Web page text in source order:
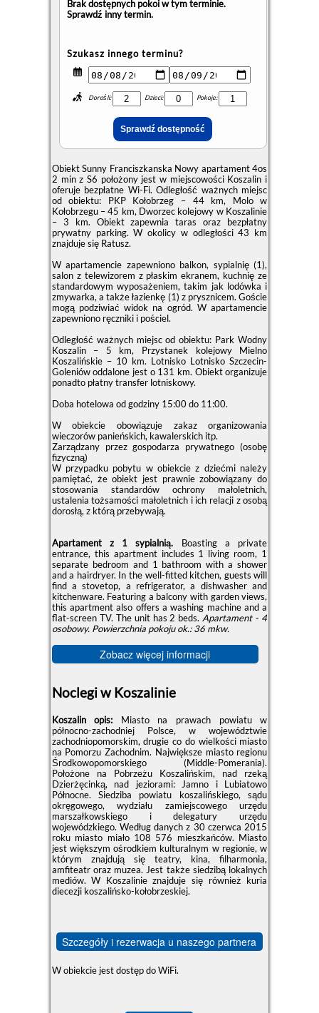
Brak dostępnych pokoi w tym terminie.
Sprawdź inny termin.
Szukasz innego terminu?
Dorośli: Dzieci: Pokoje:
Obiekt Sunny Franciszkanska Nowy apartament 4os
2 min z S6 położony jest w miejscowości Koszalin i
oferuje bezpłatne Wi-Fi. Odległość ważnych miejsc
od obiektu: PKP Kołobrzeg – 44 km, Molo w
Kołobrzegu – 45 km, Dworzec kolejowy w Koszalinie
– 3 km. Obiekt zapewnia taras oraz bezpłatny
prywatny parking. W okolicy w odległości 43 km
znajduje się Ratusz.
W apartamencie zapewniono balkon, sypialnię (1),
salon z telewizorem z płaskim ekranem, kuchnię ze
standardowym wyposażeniem, takim jak lodówka i
zmywarka, a także łazienkę (1) z prysznicem. Goście
mogą podziwiać widok na ogród. W apartamencie
zapewniono ręczniki i pościel.
Odległość ważnych miejsc od obiektu: Park Wodny
Koszalin – 5 km, Przystanek kolejowy Mielno
Koszalińskie – 10 km. Lotnisko Lotnisko Szczecin-
Goleniów oddalone jest o 131 km. Obiekt organizuje
ponadto płatny transfer lotniskowy.
Doba hotelowa od godziny 15:00do 11:00.
W obiekcie obowiązuje zakaz organizowania
wieczorów panieńskich, kawalerskich itp.
Zarządzany przez gospodarza prywatnego (osobę
fizyczną)
W przypadku pobytu w obiekcie z dziećmi należy
pamiętać, że obiekt jest prawnie zobowiązany do
stosowania standardów ochrony małoletnich,
ustalenia tożsamości małoletnich i ich relacji z osobą
dorosłą, z którą przebywają.
Apartament z 1 sypialnią. Boasting a private
entrance, this apartment includes 1 living room, 1
separate bedroom and 1 bathroom with a shower
and a hairdryer. In the well-fitted kitchen, guests will
find a stovetop, a refrigerator, a dishwasher and
kitchenware. Featuring a balcony with garden views,
this apartment also offers a washing machine and a
flat-screen TV. The unit has 2 beds. Apartament - 4
osobowy. Powierzchnia pokoju ok.: 36 mkw.
Zobacz więcej informacji
Noclegi w Koszalinie
Koszalin opis: Miasto na prawach powiatu w
północno-zachodniej Polsce, w województwie
zachodniopomorskim, drugie co do wielkości miasto
na Pomorzu Zachodnim. Największe miasto regionu
Środkowopomorskiego (Middle-Pomerania).
Położone na Pobrzeżu Koszalińskim, nad rzeką
Dzierżęcinką, nad jeziorami: Jamno i Lubiatowo
Północne. Siedziba powiatu koszalińskiego, sądu
okręgowego, wydziału zamiejscowego urzędu
marszałkowskiego i delegatury urzędu
wojewódzkiego. Według danych z 30 czerwca 2015
roku miasto miało 108 576 mieszkańców. Miasto
jest większym ośrodkiem kulturalnym w regionie, w
którym znajdują się teatry, kina, filharmonia,
amfiteatr oraz muzea. Jest także siedzibą lokalnych
mediów. W Koszalinie znajduje się również kuria
diecezji koszalińsko-kołobrzeskiej.
Szczegóły i rezerwacja u naszego partnera
W obiekcie jest dostęp do WiFi.